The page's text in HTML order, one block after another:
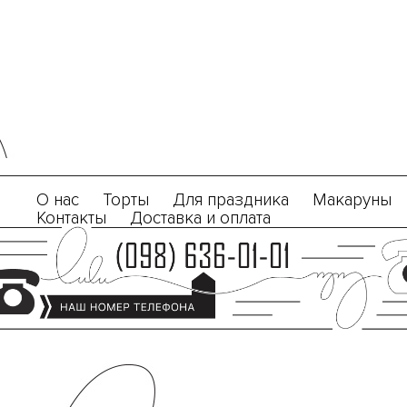
О нас Торты Для праздника
Макаруны
Контакты
Доставка и оплата